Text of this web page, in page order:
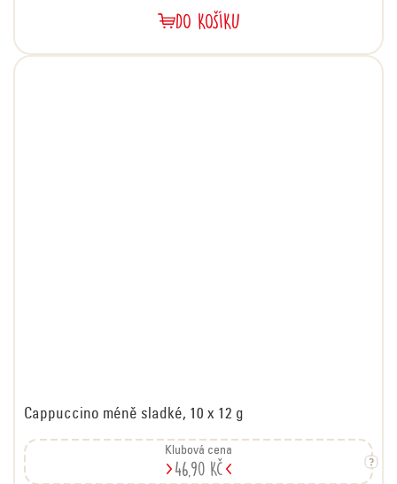
DO KOŠÍKU
Cappuccino méně sladké, 10 x 12 g
Klubová cena
46,90 Kč